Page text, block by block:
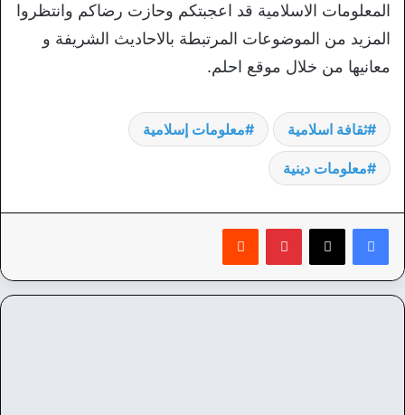
المعلومات الاسلامية قد اعجبتكم وحازت رضاكم وانتظروا
المزيد من الموضوعات المرتبطة بالاحاديث الشريفة و
معانيها من خلال موقع احلم.
ثقافة اسلامية معلومات إسلامية
معلومات دينية
بينتيريست